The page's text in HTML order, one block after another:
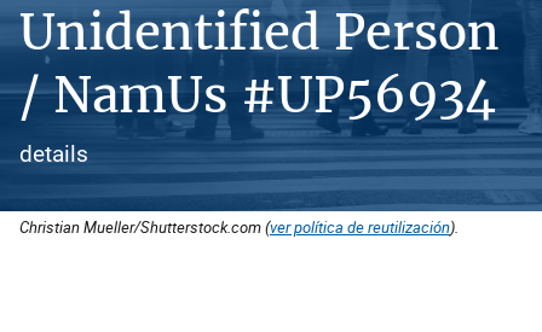
Unidentified Person
/ NamUs #UP56934
details
Christian Mueller/Shutterstock.com (ver política de reutilización).